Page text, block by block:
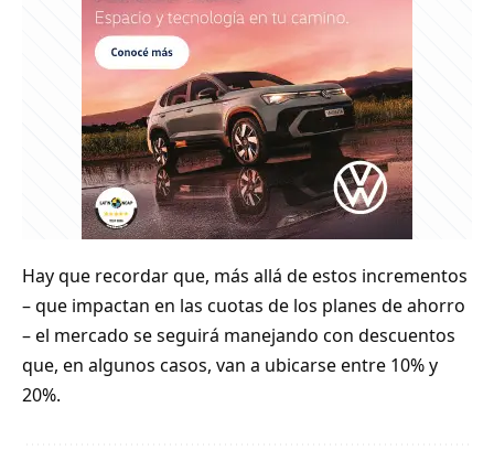
Hay que recordar que, más allá de estos incrementos
– que impactan en las cuotas de los planes de ahorro
– el mercado se seguirá manejando con descuentos
que, en algunos casos, van a ubicarse entre 10% y
20%.